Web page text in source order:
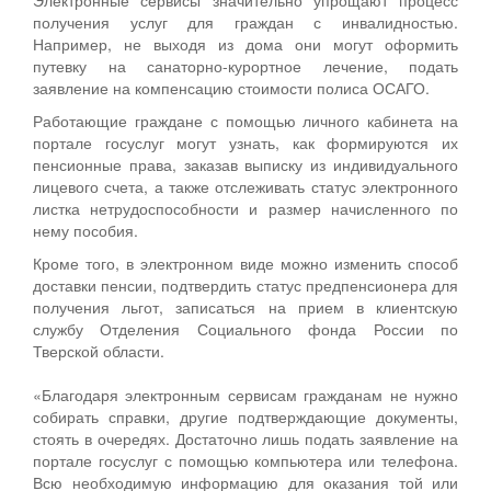
получения услуг для граждан с инвалидностью.
Например, не выходя из дома они могут оформить
путевку на санаторно-курортное лечение, подать
заявление на компенсацию стоимости полиса ОСАГО.
Работающие граждане с помощью личного кабинета на
портале госуслуг могут узнать, как формируются их
пенсионные права, заказав выписку из индивидуального
лицевого счета, а также отслеживать статус электронного
листка нетрудоспособности и размер начисленного по
нему пособия.
Кроме того, в электронном виде можно изменить способ
доставки пенсии, подтвердить статус предпенсионера для
получения льгот, записаться на прием в клиентскую
службу Отделения Социального фонда России по
Тверской области.
«Благодаря электронным сервисам гражданам не нужно
собирать справки, другие подтверждающие документы,
стоять в очередях. Достаточно лишь подать заявление на
портале госуслуг с помощью компьютера или телефона.
Всю необходимую информацию для оказания той или